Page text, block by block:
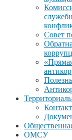
Совет
ОМСУ